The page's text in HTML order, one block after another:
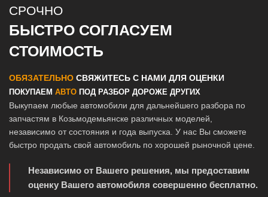
СРОЧНО
БЫСТРО СОГЛАСУЕМ
СТОИМОСТЬ
ОБЯЗАТЕЛЬНО СВЯЖИТЕСЬ С НАМИ ДЛЯ ОЦЕНКИ
ПОКУПАЕМ АВТО ПОД РАЗБОР ДОРОЖЕ ДРУГИХ
Выкупаем любые автомобили для дальнейшего разбора по
запчастям в Козьмодемьянске различных моделей,
независимо от состояния и года выпуска. У нас Вы сможете
быстро продать свой автомобиль по хорошей рыночной цене.
Независимо от Вашего решения, мы предоставим
оценку Вашего автомобиля совершенно бесплатно.